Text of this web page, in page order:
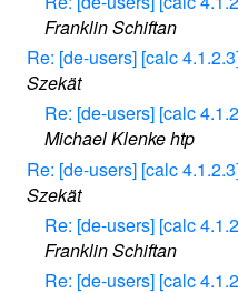
Franklin Schiftan
Re: [de-users] [calc
Szekät
Re: [de-users] [calc
Michael Klenke htp
Re: [de-users] [calc
Szekät
Re: [de-users] [calc
Franklin Schiftan
Re: [de-users] [calc